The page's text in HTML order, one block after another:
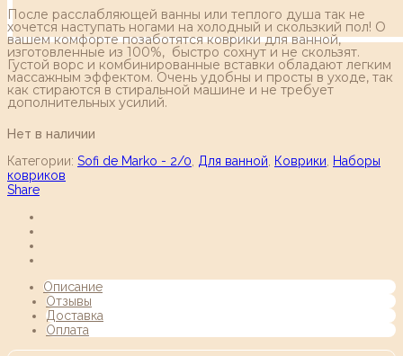
После расслабляющей ванны или теплого душа так не
хочется наступать ногами на холодный и скользкий пол! О
вашем комфорте позаботятся коврики для ванной,
изготовленные из 100%, быстро сохнут и не скользят.
Густой ворс и комбинированные вставки обладают легким
массажным эффектом. Очень удобны и просты в уходе, так
как стираются в стиральной машине и не требует
дополнительных усилий.
Нет в наличии
Категории: Sofi de Marko - 2/0 Для ванной Коврики
Наборы
ковриков
Share
Описание
Отзывы
Доставка
Оплата